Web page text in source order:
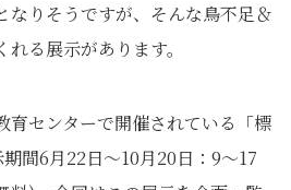
なりそうですが、そんな鳥不足＆
る展示があります。
育センターで開催されている「標
間6月22日～10月20日：9～17